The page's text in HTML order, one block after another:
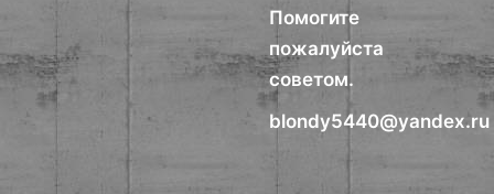
Помогите
пожалуйста
советом.
blondy5440@yandex.ru